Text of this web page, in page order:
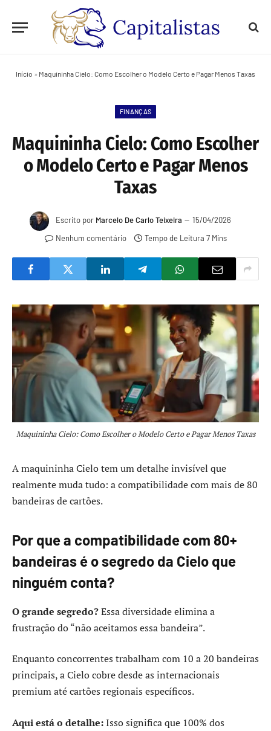
Início » Maquininha Cielo: Como Escolher o Modelo Certo e Pagar Menos Taxas
FINANÇAS
Maquininha Cielo: Como Escolher
o Modelo Certo e Pagar Menos
Taxas
Escrito por Marcelo De Carlo Teixeira
15/04/2026
Nenhum comentário
Tempo de Leitura 7 Mins
Maquininha Cielo: Como Escolher o Modelo Certo e Pagar Menos Taxas
A maquininha Cielo tem um detalhe invisível que
realmente muda tudo: a compatibilidade com mais de 80
bandeiras de cartões.
Por que a compatibilidade com 80+
bandeiras é o segredo da Cielo que
ninguém conta?
O grande segredo?Essa diversidade elimina a
frustração do “não aceitamos essa bandeira”.
Enquanto concorrentes trabalham com 10 a 20 bandeiras
principais, a Cielo cobre desde as internacionais
premium até cartões regionais específicos.
Aqui está o detalhe:Isso significa que 100% dos